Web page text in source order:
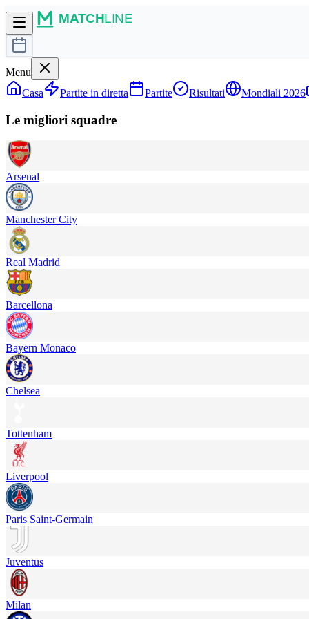
Menu
Casa
Partite in diretta Partite Risultati Mondiali 2026
Le migliori squadre
Arsenal
Manchester City
Real Madrid
Barcellona
Bayern Monaco
Chelsea
Tottenham
Liverpool
Paris Saint-Germain
Juventus
Milan